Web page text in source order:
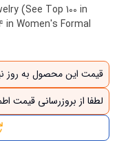
(See Top 100 in
in Women's Formal
قیمت این محصول به روز
لطفا از بروزرسانی قیمت